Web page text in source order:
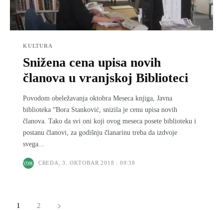
KULTURA
Snižena cena upisa novih
članova u vranjskoj Biblioteci
Povodom obeležavanja oktobra Meseca knjiga, Javna
biblioteka “Bora Stanković, snizila je cenu upisa novih
članova. Tako da svi oni koji ovog meseca posete biblioteku i
postanu članovi, za godišnju članarinu treba da izdvoje
svega...
CREDA, 3. OKTOBAR 2018 : 09:38
1 2